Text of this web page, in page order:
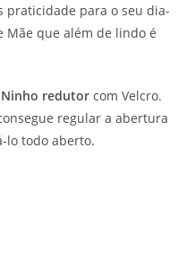
praticidade para o seu dia-
Mãe que além de lindo é
Ninho redutor com Velcro.
regular a abertura
lo todo aberto.